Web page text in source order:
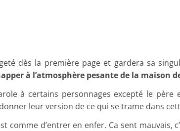
dès la première page et gardera sa
à l’atmosphère pesante de la maison
à certains personnages excepté le père
leur version de ce qui se trame dans
comme d’entrer en enfer. Ca sent mauvais,